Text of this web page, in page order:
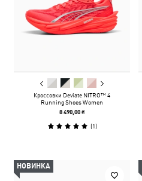
Кроссовки Deviate NITRO™ 4
Running Shoes Women
8 490,00 ₴
(1)
НОВИНКА